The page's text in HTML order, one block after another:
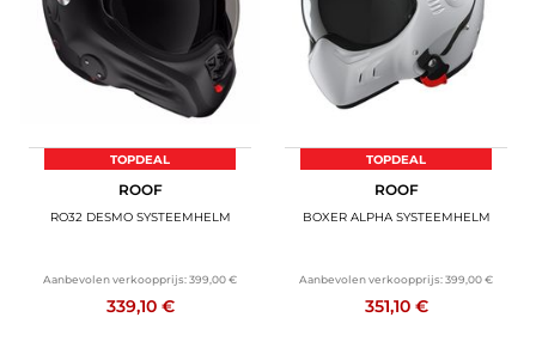
TOPDEAL
ROOF
RO32 DESMO SYSTEEMHELM
Aanbevolen verkoopprijs:399,00 €
339,10 €
TOPDEAL
ROOF
BOXER ALPHA SYSTEEMHELM
Aanbevolen verkoopprijs:399,00 €
351,10 €